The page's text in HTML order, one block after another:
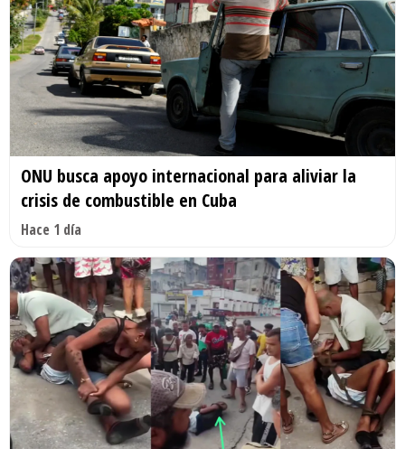
ONU busca apoyo internacional para aliviar la
crisis de combustible en Cuba
Hace 1 día